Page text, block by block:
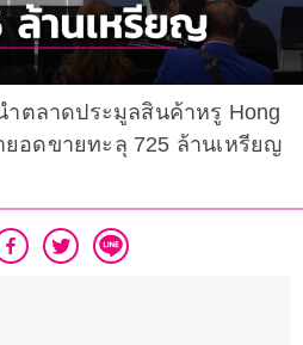
ตลาดประมูลสินค้าหรู Hong
ยอดขายทะลุ 725 ล้านเหรียญ